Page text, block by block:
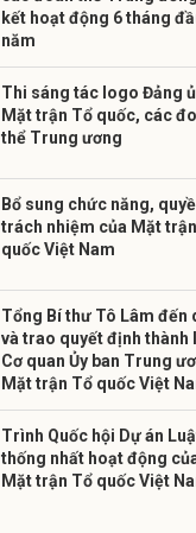
kết hoạt động 6 tháng
năm
Thi sáng tác logo Đảng
Mặt trận Tổ quốc, các
thể Trung ương
Bổ sung chức năng,
trách nhiệm của Mặt
quốc Việt Nam
Tổng Bí thư Tô Lâm đến
và trao quyết định thành
Cơ quan Ủy ban Trung
Mặt trận Tổ quốc Việt
Trình Quốc hội Dự án
thống nhất hoạt động
Mặt trận Tổ quốc Việt